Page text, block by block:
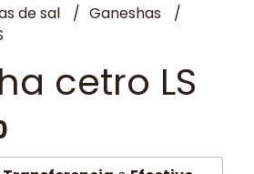
de sal
Ganeshas
cetro LS